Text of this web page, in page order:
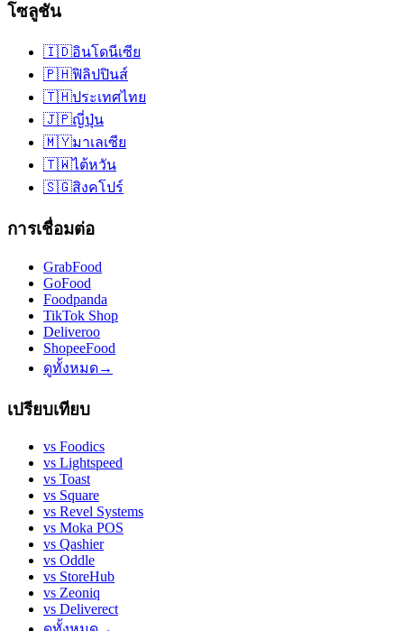
โซลูชัน
🇮🇩อินโดนีเซีย
🇵🇭ฟิลิปปินส์
🇹🇭ประเทศไทย
🇯🇵ญี่ปุ่น
🇲🇾มาเลเซีย
🇹🇼ไต้หวัน
🇸🇬สิงคโปร์
การเชื่อมต่อ
GrabFood
GoFood
Foodpanda
TikTok Shop
Deliveroo
ShopeeFood
ดูทั้งหมด→
เปรียบเทียบ
vs Foodics
vs Lightspeed
vs Toast
vs Square
vs Revel Systems
vs Moka POS
vs Qashier
vs Oddle
vs StoreHub
vs Zeoniq
vs Deliverect